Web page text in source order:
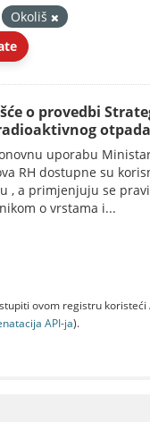
Okoliš
o provedbi
uporabu
RH dostupne su
, a primjenjuju se
o vrstama i...
ovom registru koristeći
API-jа).